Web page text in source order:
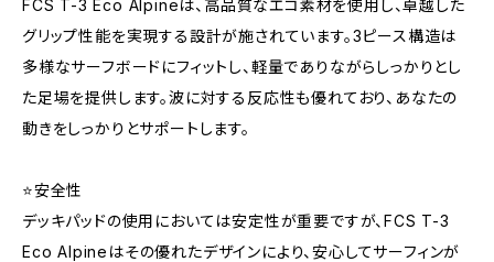
FCS T-3 Eco Alpineは、高品質なエコ素材を使用し、卓越した
グリップ性能を実現する設計が施されています。3ピース構造は
多様なサーフボードにフィットし、軽量でありながらしっかりとし
た足場を提供します。波に対する反応性も優れており、あなたの
動きをしっかりとサポートします。
⭐️安全性
デッキパッドの使用においては安定性が重要ですが、FCS T-3
Eco Alpineはその優れたデザインにより、安心してサーフィンが